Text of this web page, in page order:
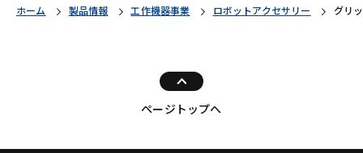
ホーム 製品情報 工作機器事業 ロボットアクセサリー グリ
ページトップへ